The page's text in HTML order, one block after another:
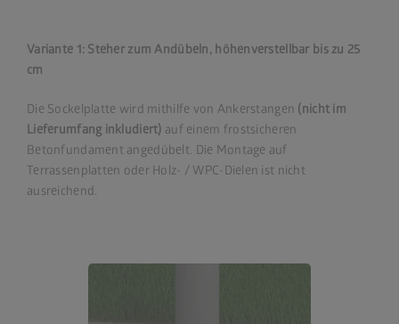
Variante 1: Steher zum Andübeln, höhenverstellbar bis zu 25
cm
Die Sockelplatte wird mithilfe von Ankerstangen (nicht im
Lieferumfang inkludiert) auf einem frostsicheren
Betonfundament angedübelt. Die Montage auf
Terrassenplatten oder Holz- / WPC-Dielen ist nicht
ausreichend.